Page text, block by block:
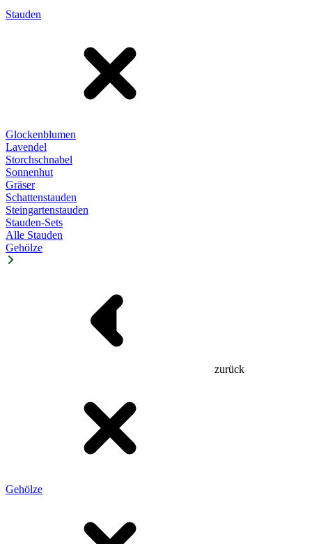
Stauden
Glockenblumen
Lavendel
Storchschnabel
Sonnenhut
Gräser
Schattenstauden
Steingartenstauden
Stauden-Sets
Alle Stauden
Gehölze
zurück
Gehölze